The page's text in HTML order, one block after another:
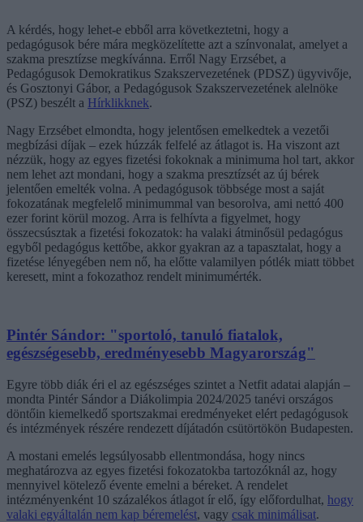
A kérdés, hogy lehet-e ebből arra következtetni, hogy a
pedagógusok bére mára megközelítette azt a színvonalat, amelyet a
szakma presztízse megkívánna. Erről Nagy Erzsébet, a
Pedagógusok Demokratikus Szakszervezetének (PDSZ) ügyvivője,
és Gosztonyi Gábor, a Pedagógusok Szakszervezetének alelnöke
(PSZ) beszélt a Hírklikknek.
Nagy Erzsébet elmondta, hogy jelentősen emelkedtek a vezetői
megbízási díjak – ezek húzzák felfelé az átlagot is. Ha viszont azt
nézzük, hogy az egyes fizetési fokoknak a minimuma hol tart, akkor
nem lehet azt mondani, hogy a szakma presztízsét az új bérek
jelentően emelték volna. A pedagógusok többsége most a saját
fokozatának megfelelő minimummal van besorolva, ami nettó 400
ezer forint körül mozog. Arra is felhívta a figyelmet, hogy
összecsúsztak a fizetési fokozatok: ha valaki átminősül pedagógus
egyből pedagógus kettőbe, akkor gyakran az a tapasztalat, hogy a
fizetése lényegében nem nő, ha előtte valamilyen pótlék miatt többet
keresett, mint a fokozathoz rendelt minimumérték.
Pintér Sándor: "sportoló, tanuló fiatalok,
egészségesebb, eredményesebb Magyarország"
Egyre több diák éri el az egészséges szintet a Netfit adatai alapján –
mondta Pintér Sándor a Diákolimpia 2024/2025 tanévi országos
döntőin kiemelkedő sportszakmai eredményeket elért pedagógusok
és intézmények részére rendezett díjátadón csütörtökön Budapesten.
A mostani emelés legsúlyosabb ellentmondása, hogy nincs
meghatározva az egyes fizetési fokozatokba tartozóknál az, hogy
mennyivel kötelező évente emelni a béreket. A rendelet
intézményenként 10 százalékos átlagot ír elő, így előfordulhat, hogy
valaki egyáltalán nem kap béremelést, vagy csak minimálisat.